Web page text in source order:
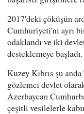
2017'deki çöküşün
Cumhuriyeti'ni ayrı
odaklandı ve iki
desteklemeye başladı.
Kuzey Kıbrıs şu
gözlemci devlet
Azerbaycan
çeşitli vesilelerle